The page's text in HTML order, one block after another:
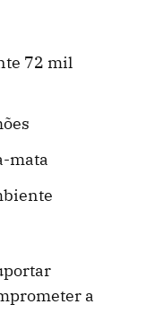
72 mil
mata
a